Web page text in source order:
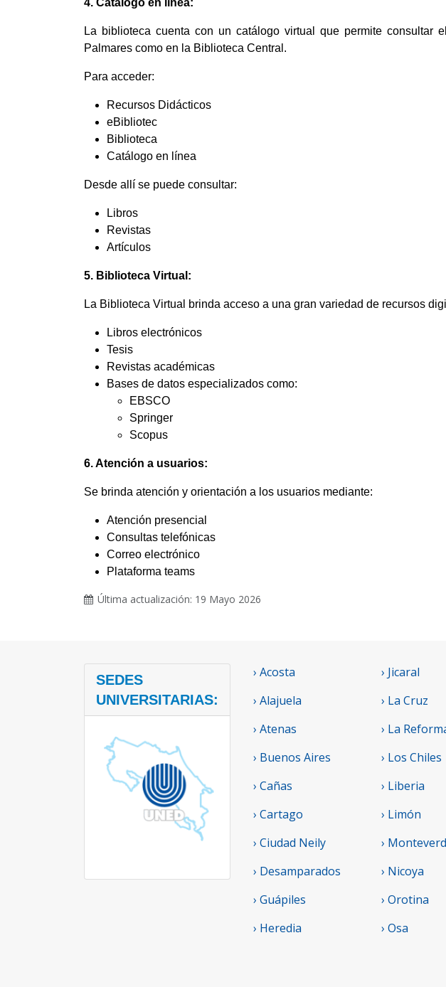
4. Catálogo en línea:
La biblioteca cuenta con un catálogo virtual que permite
Palmares como en la Biblioteca Central.
Para acceder:
Recursos Didácticos
eBibliotec
Biblioteca
Catálogo en línea
Desde allí se puede consultar:
Libros
Revistas
Artículos
5. Biblioteca Virtual:
La Biblioteca Virtual brinda acceso a una gran variedad de recursos
Libros electrónicos
Tesis
Revistas académicas
Bases de datos especializados como:
EBSCO
Springer
Scopus
6. Atención a usuarios:
Se brinda atención y orientación a los usuarios mediante:
Atención presencial
Consultas telefónicas
Correo electrónico
Plataforma teams
Última actualización: 19 Mayo 2026
SEDES
UNIVERSITARIAS:
› Acosta
› Alajuela
› Atenas
› Buenos Aires
› Cañas
› Cartago
› Ciudad Neily
› Desamparados
› Guápiles
› Heredia
› Jicaral
› La Cruz
› La
› Los Chiles
› Liberia
› Limón
›
› Nicoya
› Orotina
› Osa